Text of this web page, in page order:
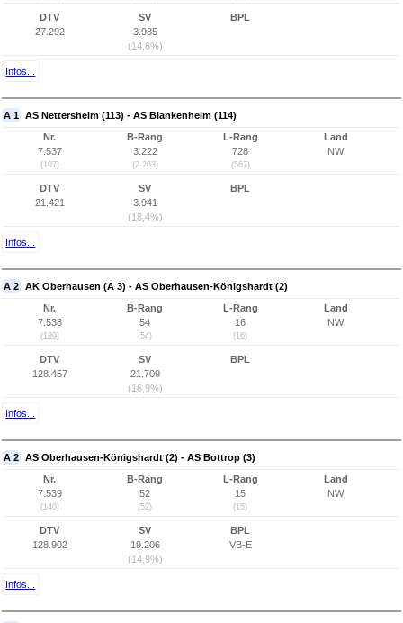
DTV
27.292
SV
3.985
(14,6%)
BPL
Infos...
A 1 AS Nettersheim (113) - AS Blankenheim (114)
Nr.
7.537
(107)
B-Rang
3.222
(2.263)
L-Rang
728
(567)
Land
NW
DTV
21.421
SV
3.941
(18,4%)
BPL
Infos...
A 2 AK Oberhausen (A 3) - AS Oberhausen-Königshardt (2)
Nr.
7.538
(139)
B-Rang
54
(54)
L-Rang
16
(16)
Land
NW
DTV
128.457
SV
21.709
(16,9%)
BPL
Infos...
A 2 AS Oberhausen-Königshardt (2) - AS Bottrop (3)
Nr.
7.539
(140)
B-Rang
52
(52)
L-Rang
15
(15)
Land
NW
DTV
128.902
SV
19.206
(14,9%)
BPL
VB-E
Infos...